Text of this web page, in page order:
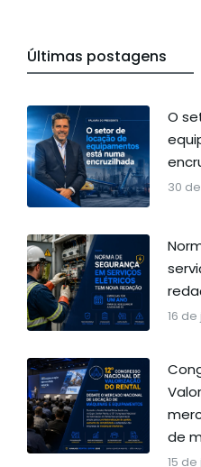
Últimas postagens
O
30
16
de
15